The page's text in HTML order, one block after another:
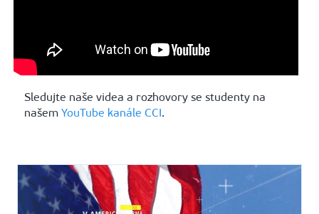
Sledujte naše videa a rozhovory se studenty na
našem YouTube kanále CCI.